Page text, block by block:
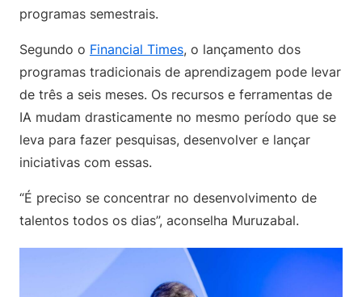
programas semestrais.
Segundo o Financial Times, o lançamento dos
programas tradicionais de aprendizagem pode levar
de três a seis meses. Os recursos e ferramentas de
IA mudam drasticamente no mesmo período que se
leva para fazer pesquisas, desenvolver e lançar
iniciativas com essas.
“É preciso se concentrar no desenvolvimento de
talentos todos os dias”, aconselha Muruzabal.